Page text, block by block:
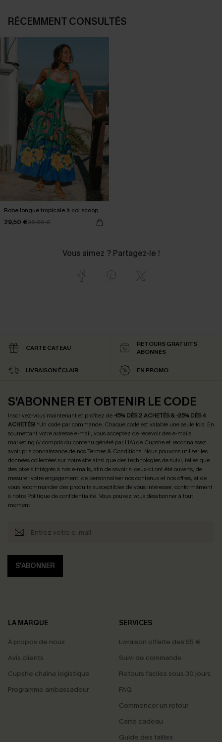
RÉCEMMENT CONSULTÉS
Robe longue tropicale à col scoop
29,50 €36,90 €
Vous aimez ? Partagez-le !
CARTE CATEAU
RETOURS GRATUITS
ABONNÉS
LIVRAISON ÉCLAIR EN PROMO
S'ABONNER ET OBTENIR LE CODE
Inscrivez-vous maintenant et profitez de -15% DÈS 2 ACHETÉS & -25% DÈS 4
ACHETÉS! *Un code par commande. Chaque code est valable une seule fois. En
soumettant votre adresse e-mail, vous acceptez de recevoir des e-mails
marketing (y compris du contenu généré par l'IA) de Cupshe et reconnaissez
avoir pris connaissance de nosTermes & Conditions. Nous pouvons utiliser les
données collectées sur notre site ainsi que des technologies de suivi, telles que
des pixels intégrés à nos e-mails, afin de savoir si ceux-ci ont été ouverts, de
mesurer votre engagement, de personnaliser nos contenus et nos offres, et de
vous recommander des produits susceptibles de vous intéresser, conformément
à notre Politique de confidentialité. Vous pouvez vous désabonner à tout
moment.
S'ABONNER
LA MARQUE
À propos de nous
Avis clients
Cupshe chaîne logistique
Programme ambassadeur
SERVICES
Livraison offerte dès 55 €
Suivi de commande
Retours faciles sous 30 jours
FAQ
Commencer un retour
Carte cadeau
Guide des tailles